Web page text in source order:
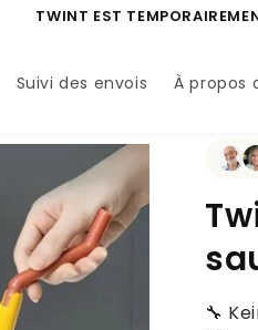
TWINT EST
Suivi des envois À propos
🔧